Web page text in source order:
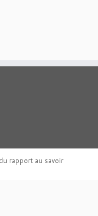
rapport au savoir